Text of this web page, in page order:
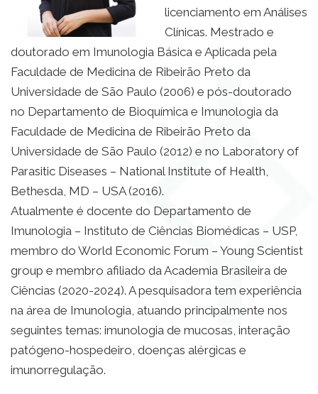
licenciamento em Análises
Clínicas. Mestrado e
doutorado em Imunologia Básica e Aplicada pela
Faculdade de Medicina de Ribeirão Preto da
Universidade de São Paulo (2006) e pós-doutorado
no Departamento de Bioquímica e Imunologia da
Faculdade de Medicina de Ribeirão Preto da
Universidade de São Paulo (2012) e no Laboratory of
Parasitic Diseases – National Institute of Health,
Bethesda, MD – USA (2016).
Atualmente é docente do Departamento de
Imunologia – Instituto de Ciências Biomédicas – USP,
membro do World Economic Forum – Young Scientist
group e membro afiliado da Academia Brasileira de
Ciências (2020-2024). A pesquisadora tem experiência
na área de Imunologia, atuando principalmente nos
seguintes temas: imunologia de mucosas, interação
patógeno-hospedeiro, doenças alérgicas e
imunorregulação.